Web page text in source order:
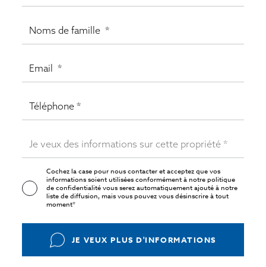
Cochez la case pour nous contacter et acceptez que vos
informations soient utilisées conformément à notrepolitique
de confidentialitévous serez automatiquement ajouté à notre
liste de diffusion, mais vous pouvez vous désinscrire à tout
moment*
JE VEUX PLUS D'INFORMATIONS